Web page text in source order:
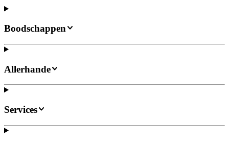
Boodschappen
Allerhande
Services